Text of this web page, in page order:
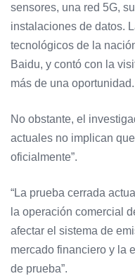
sensores, una red 5G,
instalaciones de datos.
tecnológicos de la
Baidu, y contó con la
más de una oportunidad.
No obstante, el
actuales no implican
oficialmente”.
“La prueba cerrada
la operación comercial
afectar el sistema de
mercado financiero y la
de prueba”.